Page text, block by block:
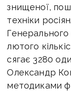
знищеної,
техніки
лютого
сягає 3280
Олександр
методиками